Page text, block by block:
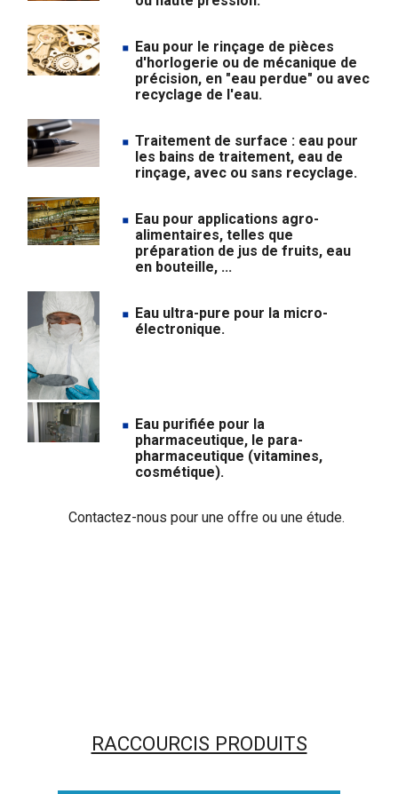
Eau pour le rinçage de pièces
d'horlogerie ou de mécanique de
précision, en "eau perdue" ou avec
recyclage de l'eau.
Traitement de surface : eau pour
les bains de traitement, eau de
rinçage, avec ou sans recyclage.
Eau pour applications agro-
alimentaires, telles que
préparation de jus de fruits, eau
en bouteille, ...
Eau ultra-pure pour la micro-
électronique.
Eau purifiée pour la
pharmaceutique, le para-
pharmaceutique (vitamines,
cosmétique).
Contactez-nous pour une offre ou une étude.
RACCOURCIS PRODUITS